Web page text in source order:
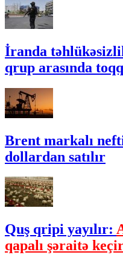
İranda
qrup arasında
Brent markalı
dollardan satılır
Quş qripi yayılır:
qapalı şəraitə